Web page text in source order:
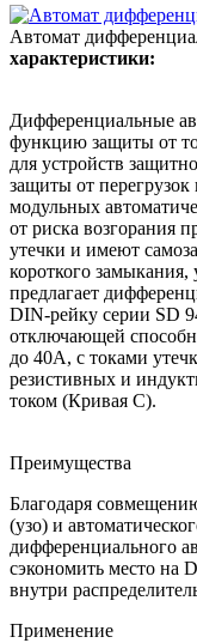
Автомат
характеристики:
Дифференциальные
функцию защиты от
для устройств
защиты от
модульных
от риска возгорания
утечки и имеют
короткого
предлагает
DIN-рейку серии SD
отключающей
до 40А, с токами
резистивных и
током (Кривая С).
Преимущества
Благодаря
(узо) и
дифференциального
сэкономить место на
внутри
Применение